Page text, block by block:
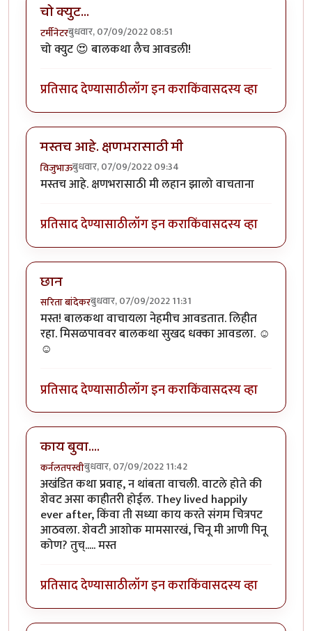
चो क्युट...
टर्मीनेटरबुधवार, 07/09/2022 08:51
चो क्युट 😍 बालकथा लैच आवडली!
प्रतिसाद देण्यासाठीलॉग इन कराकिंवासदस्य व्हा
मस्तच आहे. क्षणभरासाठी मी
विजुभाऊबुधवार, 07/09/2022 09:34
मस्तच आहे. क्षणभरासाठी मी लहान झालो वाचताना
प्रतिसाद देण्यासाठीलॉग इन कराकिंवासदस्य व्हा
छान
सरिता बांदेकरबुधवार, 07/09/2022 11:31
मस्त! बालकथा वाचायला नेहमीच आवडतात. लिहीत
रहा. मिसळपाववर बालकथा सुखद धक्का आवडला. ☺
☺
प्रतिसाद देण्यासाठीलॉग इन कराकिंवासदस्य व्हा
काय बुवा....
कर्नलतपस्वीबुधवार, 07/09/2022 11:42
अखंडित कथा प्रवाह, न थांबता वाचली. वाटले होते की
शेवट असा काहीतरी होईल. They lived happily
ever after, किंवा ती सध्या काय करते संगम चित्रपट
आठवला. शेवटी आशोक मामसारखं, चिनू मी आणी पिनू
कोण? तुच्..... मस्त
प्रतिसाद देण्यासाठीलॉग इन कराकिंवासदस्य व्हा